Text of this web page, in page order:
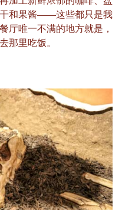
干和果酱——这些都只是我
厅唯一不满的地方就是，
那里吃饭。